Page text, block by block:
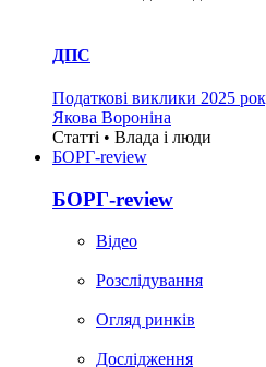
ДПС
Податкові виклики 2025
Якова Вороніна
Статті • Влада i люди
БОРГ-review
БОРГ-review
Вiдео
Розслідування
Огляд ринків
Дослідження